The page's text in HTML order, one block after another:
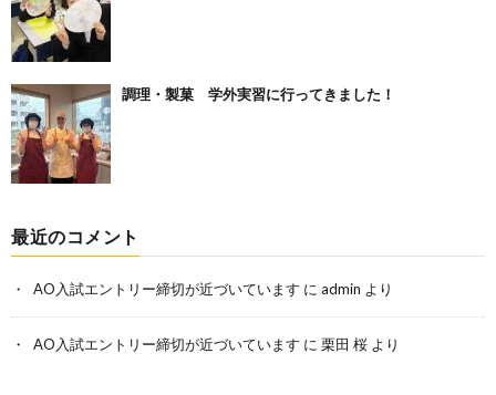
調理・製菓 学外実習に行ってきました！
最近のコメント
AO入試エントリー締切が近づいています に admin より
AO入試エントリー締切が近づいています に 栗田 桜 より